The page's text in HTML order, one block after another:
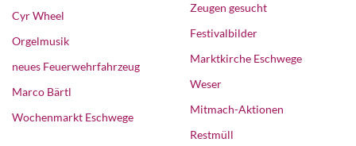
Cyr Wheel
Orgelmusik
neues Feuerwehrfahrzeug
Marco Bärtl
Wochenmarkt Eschwege
Zeugen gesucht
Festivalbilder
Marktkirche Eschwege
Weser
Mitmach-Aktionen
Restmüll